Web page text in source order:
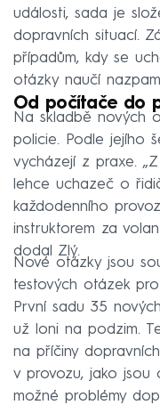
události, sada je
dopravních situací.
případům, kdy se
otázky naučí
Od počítače do
Na skladbě nových
policie. Podle jejího
vycházejí z praxe.
lehce uchazeč o
každodenního
instruktorem za
dodal Zlý.
Nové otázky jsou
testových otázek
První sadu 35
už loni na podzim.
na příčiny
v provozu, jako jsou
možné problémy